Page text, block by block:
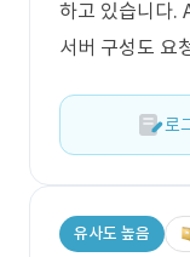
하고 있습니다.
서버 구성도 요
로
유사도 높음